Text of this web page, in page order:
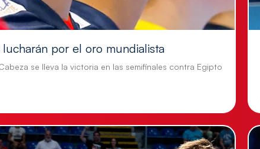
por el oro mundialista
se lleva la victoria en las semifinales contra Egipto